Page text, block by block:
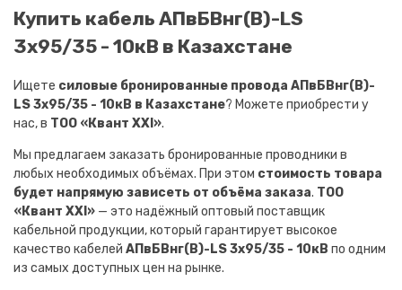
Купить кабель АПвБВнг(B)-LS
3х95/35 - 10кВ в Казахстане
Ищете силовые бронированные провода АПвБВнг(B)-
LS 3х95/35 - 10кВ в Казахстане? Можете приобрести у
нас, в ТОО «Квант XXI».
Мы предлагаем заказать бронированные проводники в
любых необходимых объёмах. При этом стоимость товара
будет напрямую зависеть от объёма заказа. ТОО
«Квант XXI» — это надёжный оптовый поставщик
кабельной продукции, который гарантирует высокое
качество кабелей АПвБВнг(B)-LS 3х95/35 - 10кВ по одним
из самых доступных цен на рынке.